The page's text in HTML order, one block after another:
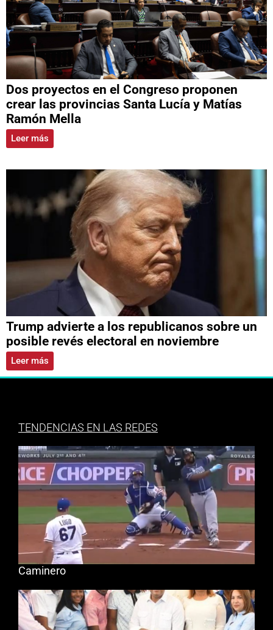
Dos proyectos en el Congreso proponen
crear las provincias Santa Lucía y Matías
Ramón Mella
Leer más
Trump advierte a los republicanos sobre un
posible revés electoral en noviembre
Leer más
TENDENCIAS EN LAS REDES
Caminero